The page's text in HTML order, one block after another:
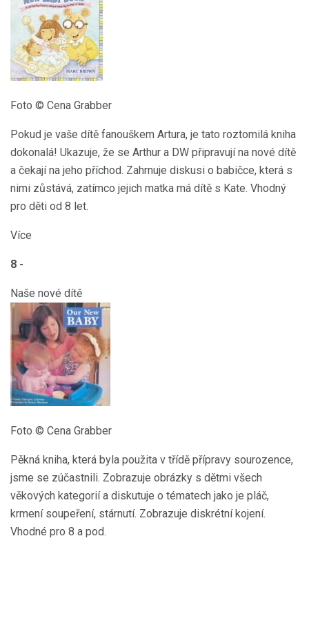
Foto © Cena Grabber
Pokud je vaše dítě fanouškem Artura, je tato roztomilá kniha
dokonalá! Ukazuje, že se Arthur a DW připravují na nové dítě
a čekají na jeho příchod. Zahrnuje diskusi o babičce, která s
nimi zůstává, zatímco jejich matka má dítě s Kate. Vhodný
pro děti od 8 let.
Více
8 -
Naše nové dítě
Foto © Cena Grabber
Pěkná kniha, která byla použita v třídě přípravy sourozence,
jsme se zúčastnili. Zobrazuje obrázky s dětmi všech
věkových kategorií a diskutuje o tématech jako je pláč,
krmení soupeření, stárnutí. Zobrazuje diskrétní kojení.
Vhodné pro 8 a pod.